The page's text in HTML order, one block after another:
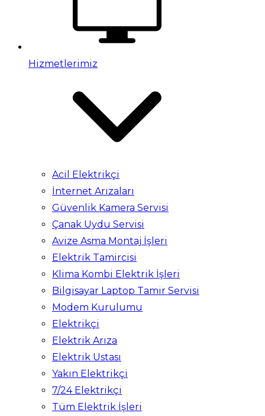
Hizmetlerimiz
Acil Elektrikçi
İnternet Arızaları
Güvenlik Kamera Servisi
Çanak Uydu Servisi
Avize Asma Montaj İşleri
Elektrik Tamircisi
Klima Kombi Elektrik İşleri
Bilgisayar Laptop Tamir Servisi
Modem Kurulumu
Elektrikçi
Elektrik Arıza
Elektrik Ustası
Yakın Elektrikçi
7/24 Elektrikçi
Tüm Elektrik İşleri